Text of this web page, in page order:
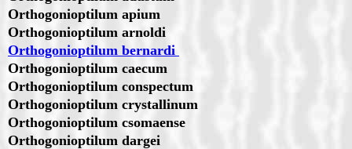
Orthogonioptilum apium
Orthogonioptilum arnoldi
Orthogonioptilum bernardi
Orthogonioptilum caecum
Orthogonioptilum conspectum
Orthogonioptilum crystallinum
Orthogonioptilum csomaense
Orthogonioptilum dargei